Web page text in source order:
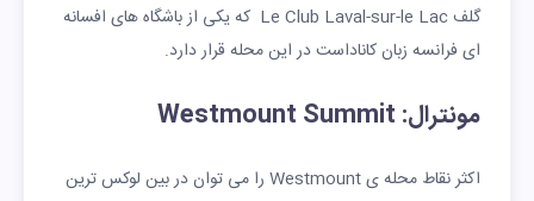
گلف Le Club Laval-sur-le Lac که یکی از باشگاه های افسانه
ای فرانسه زبان کاناداست در این محله قرار دارد.
مونترال: Westmount Summit
اکثر نقاط محله ی Westmount را می توان در بین لوکس ترین